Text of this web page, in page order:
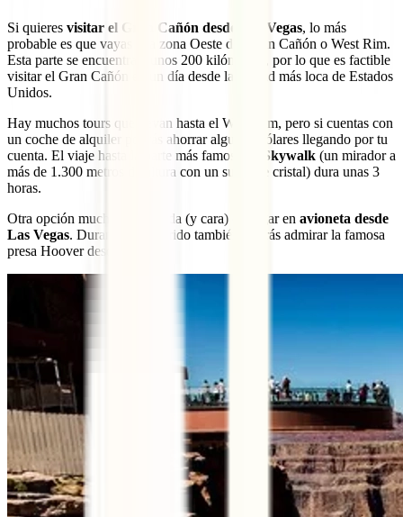
Si quieres visitar el Gran Cañón desde Las Vegas, lo más
probable es que vayas a la zona Oeste del Gran Cañón o West Rim.
Esta parte se encuentra a unos 200 kilómetros, por lo que es factible
visitar el Gran Cañón en un día desde la ciudad más loca de Estados
Unidos.
Hay muchos tours que llevan hasta el West Rim, pero si cuentas con
un coche de alquiler podrás ahorrar algunos dólares llegando por tu
cuenta. El viaje hasta la parte más famosa, el
Skywalk (un mirador a
más de 1.300 metros de altura con un suelo de cristal) dura unas 3
horas.
Otra opción mucho más rápida (y cara) es llegar en avioneta desde
Las Vegas. Durante el recorrido también podrás admirar la famosa
presa Hoover desde el cielo.